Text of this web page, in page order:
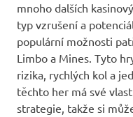
mnoho dalších
typ vzrušení a
populární možnosti
Limbo a Mines. Tyto
rizika, rychlých kol a
těchto her má své
strategie, takže si